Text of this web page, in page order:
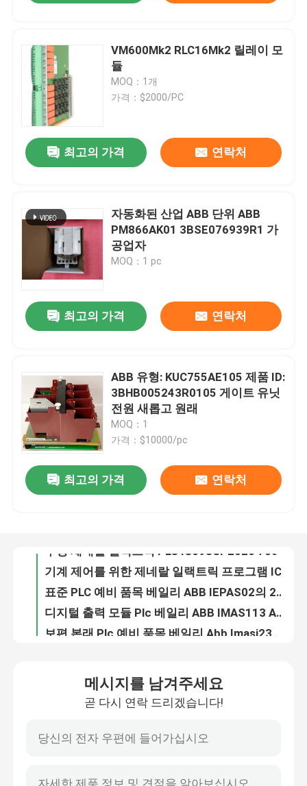
집
제품
우리 에 관한 것
품질 관리
저희와 연락
인용 을 요청 하십시오
plc 예비 품목
굽게 네바다 부속
VM600Mk2 RLC16Mk2 릴레이 모
듈
MOQ：1개
가격：$2000/PC
최고의 가격 연락처
자동화된 산업 ABB 단위 ABB
PM866AK01 3BSE076939R1 가
공업자
MOQ：1 pc
최고의 가격 연락처
ABB 유형: KUC755AE105 제품 ID:
3BHB005243R0105 게이트 유닛
전원 새롭고 원래
MOQ：1
가격：$10000/pc
최고의 가격 연락처
구성 제네랄 일랙트릭 PLC IC698CPE020 700MHz 펜티엄 III 소형 처리기
보편 본래 Plc 예비 품목 베일리 Abb Imasi23 아날로그 입력 노예 16 수로
메시지를 남겨주세요
곧 다시 연락 드리겠습니다!